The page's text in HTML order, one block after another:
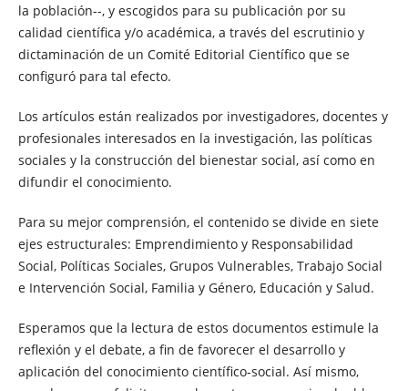
la población--, y escogidos para su publicación por su
calidad científica y/o académica, a través del escrutinio y
dictaminación de un Comité Editorial Científico que se
configuró para tal efecto.
Los artículos están realizados por investigadores, docentes y
profesionales interesados en la investigación, las políticas
sociales y la construcción del bienestar social, así como en
difundir el conocimiento.
Para su mejor comprensión, el contenido se divide en siete
ejes estructurales: Emprendimiento y Responsabilidad
Social, Políticas Sociales, Grupos Vulnerables, Trabajo Social
e Intervención Social, Familia y Género, Educación y Salud.
Esperamos que la lectura de estos documentos estimule la
reflexión y el debate, a fin de favorecer el desarrollo y
aplicación del conocimiento científico-social. Así mismo,